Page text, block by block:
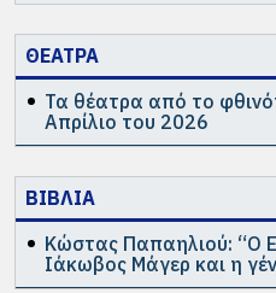
ΘΕΑΤΡΑ
Τα θέατρα από το
Απρίλιο του 2026
ΒΙΒΛΙΑ
Κώστας Παπαηλιού: “Ο
Ιάκωβος Μάγερ και η